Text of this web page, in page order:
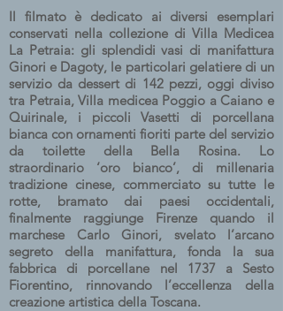
Il filmato è dedicato ai diversi esemplari
conservati nella collezione di Villa Medicea
La Petraia: gli splendidi vasi di manifattura
Ginori e Dagoty, le particolari gelatiere di un
servizio da dessert di 142 pezzi, oggi diviso
tra Petraia, Villa medicea Poggio a Caiano e
Quirinale, i piccoli Vasetti di porcellana
bianca con ornamenti fioriti parte del servizio
da toilette della Bella Rosina. Lo
straordinario ‘oro bianco’, di millenaria
tradizione cinese, commerciato su tutte le
rotte, bramato dai paesi occidentali,
finalmente raggiunge Firenze quando il
marchese Carlo Ginori, svelato l’arcano
segreto della manifattura, fonda la sua
fabbrica di porcellane nel 1737 a Sesto
Fiorentino, rinnovando l’eccellenza della
creazione artistica della Toscana.